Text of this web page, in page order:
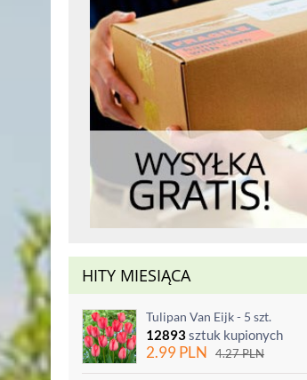
HITY MIESIĄCA
Tulipan Van Eijk - 5 szt.
12893sztuk kupionych
2.99PLN 4.27PLN